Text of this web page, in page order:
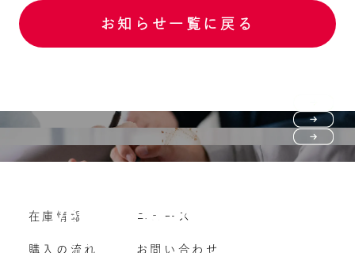
お知らせ一覧に戻る
購入の流れ
よくいただくご質問
Vehicle purchase
車両買い取り
在庫情報
購入の流れ
ニュース
お問い合わせ